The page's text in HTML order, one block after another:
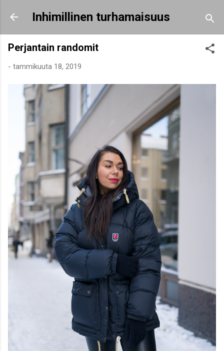
Siirry pääsisältöön
Inhimillinen turhamaisuus
Perjantain randomit
- tammikuuta 18, 2019